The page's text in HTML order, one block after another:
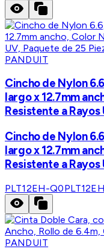
PANDUIT
Cincho de Nylon
largo x 12.7mm
Resistente a
Cincho de Nylon
largo x 12.7mm
Resistente a
PLT12EH-Q0
PANDUIT